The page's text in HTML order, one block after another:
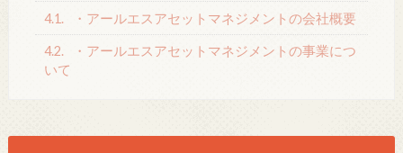
4.1. ・アールエスアセットマネジメントの会社概要
4.2.
・アールエスアセットマネジメントの事業につ
いて